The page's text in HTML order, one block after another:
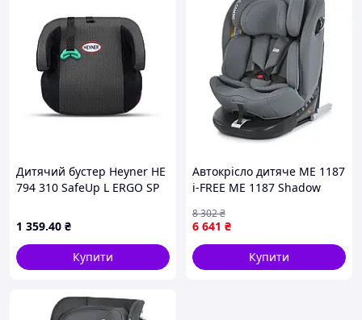
Дитячий бустер Heyner HE
794 310 SafeUp L ERGO SP
1 359.40 ₴
Купити
Автокрісло дитяче ME 1187
i-FREE ME 1187 Shadow
6 641 ₴
8 302₴
Купити